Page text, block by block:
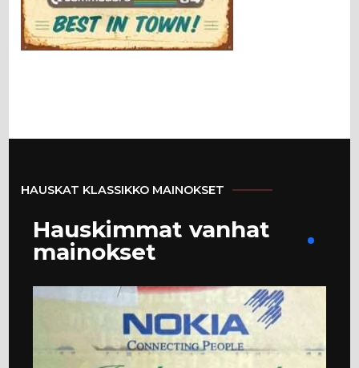
HAUSKAT KLASSIKKO MAINOKSET
Hauskimmat vanhat
mainokset